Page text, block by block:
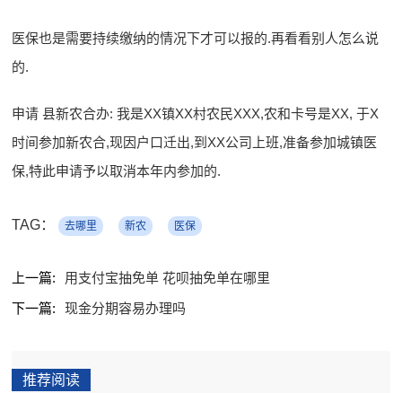
医保也是需要持续缴纳的情况下才可以报的.再看看别人怎么说
的.
申请 县新农合办: 我是XX镇XX村农民XXX,农和卡号是XX, 于X
时间参加新农合,现因户口迁出,到XX公司上班,准备参加城镇医
保,特此申请予以取消本年内参加的.
TAG： 去哪里 新农 医保
上一篇:
用支付宝抽免单 花呗抽免单在哪里
下一篇:
现金分期容易办理吗
推荐阅读